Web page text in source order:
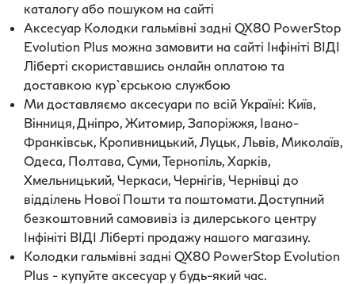
каталогу або пошуком на сайті
Аксесуар Колодки гальмівні задні QX80 PowerStop
Evolution Plus можна замовити на сайті Інфініті ВІДІ
Ліберті скориставшись онлайн оплатою та
доставкою кур`єрською службою
Ми доставляємо аксесуари по всій Україні: Київ,
Вінниця, Дніпро, Житомир, Запоріжжя, Івано-
Франківськ, Кропивницький, Луцьк, Львів, Миколаїв,
Одеса, Полтава, Суми, Тернопіль, Харків,
Хмельницький, Черкаси, Чернігів, Чернівці до
відділень Нової Пошти та поштомати. Доступний
безкоштовний самовивіз із дилерського центру
Інфініті ВІДІ Ліберті продажу нашого магазину.
Колодки гальмівні задні QX80 PowerStop Evolution
Plus - купуйте аксесуар у будь-який час.